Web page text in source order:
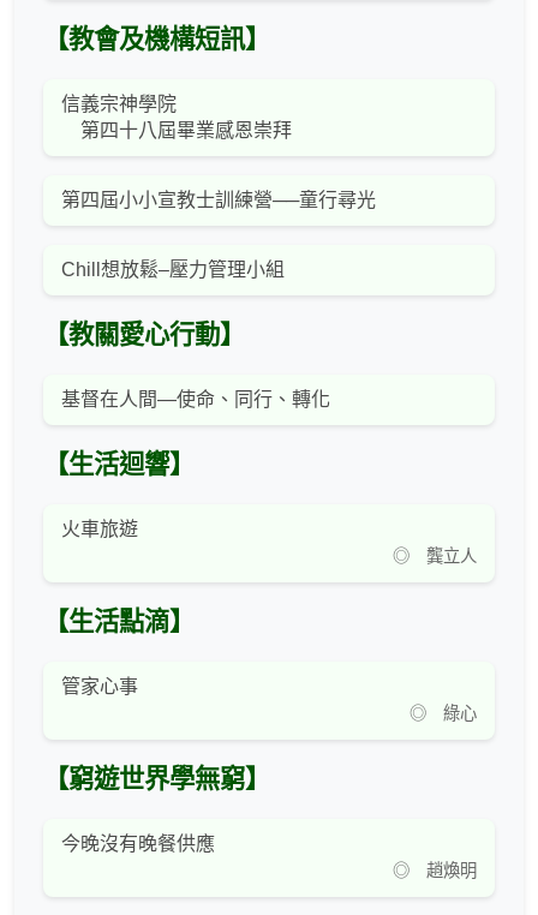
【教會及機構短訊】
信義宗神學院
第四十八屆畢業感恩崇拜
第四屆小小宣教士訓練營──童行尋光
Chill想放鬆–壓力管理小組
【教關愛心行動】
基督在人間—使命、同行、轉化
【生活迴響】
火車旅遊
◎ 龔立人
【生活點滴】
管家心事
◎ 綠心
【窮遊世界學無窮】
今晚沒有晚餐供應
◎ 趙煥明